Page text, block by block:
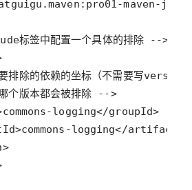
      <!-- 不管哪个版本都会被排除 -->
    </exclusion>